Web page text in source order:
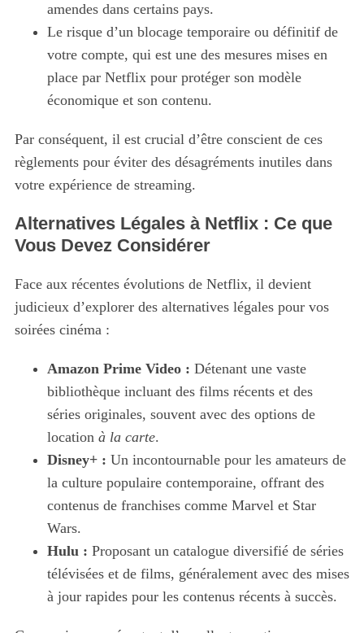
amendes dans certains pays.
Le risque d’un blocage temporaire ou définitif de
votre compte, qui est une des mesures mises en
place par Netflix pour protéger son modèle
économique et son contenu.
Par conséquent, il est crucial d’être conscient de ces
règlements pour éviter des désagréments inutiles dans
votre expérience de streaming.
Alternatives Légales à Netflix : Ce que
Vous Devez Considérer
Face aux récentes évolutions de Netflix, il devient
judicieux d’explorer des alternatives légales pour vos
soirées cinéma :
Amazon Prime Video : Détenant une vaste
bibliothèque incluant des films récents et des
séries originales, souvent avec des options de
location à la carte.
Disney+ : Un incontournable pour les amateurs de
la culture populaire contemporaine, offrant des
contenus de franchises comme Marvel et Star
Wars.
Hulu : Proposant un catalogue diversifié de séries
télévisées et de films, généralement avec des mises
à jour rapides pour les contenus récents à succès.
S
e
c
h
o